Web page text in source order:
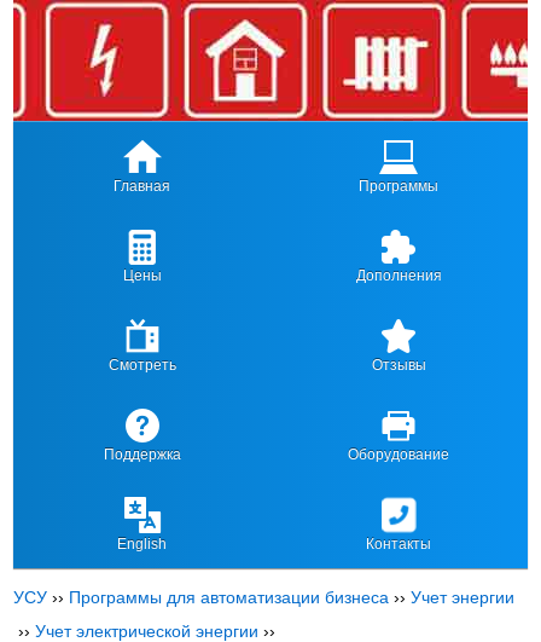
Главная Программы
Цены Дополнения
Смотреть Отзывы
Поддержка Оборудование
English Контакты
УСУ ›› Программы для автоматизации бизнеса ››Учет энергии
››Учет электрической энергии ››